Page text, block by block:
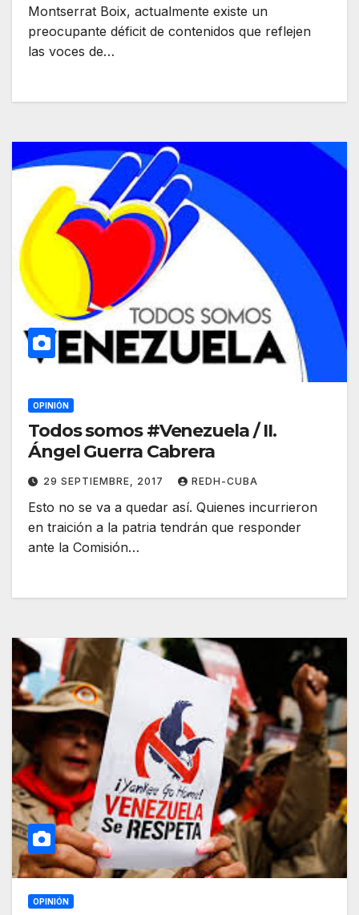
Montserrat Boix, actualmente existe un
preocupante déficit de contenidos que reflejen
las voces de…
OPINIÓN
Todos somos #Venezuela / II.
Ángel Guerra Cabrera
29 SEPTIEMBRE, 2017 REDH-CUBA
Esto no se va a quedar así. Quienes incurrieron
en traición a la patria tendrán que responder
ante la Comisión…
OPINIÓN